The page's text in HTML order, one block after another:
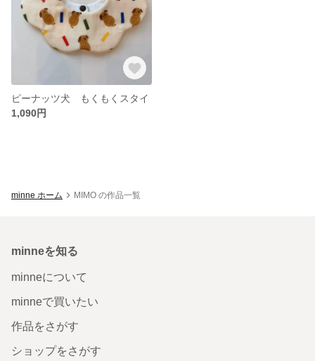
ピーナッツ犬 もくもくスタイ
1,090円
minne ホーム MIMO の作品一覧
minneを知る
minneについて
minneで買いたい
作品をさがす
ショップをさがす